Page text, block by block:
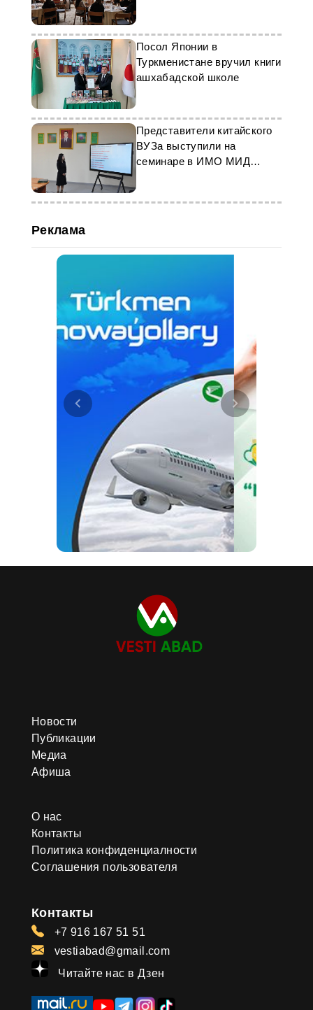
лидеров
Посол Японии в
Туркменистане вручил книги
ашхабадской школе
Представители китайского
ВУЗа выступили на
семинаре в ИМО МИД
Реклама
Новости
Публикации
Медиа
Афиша
О нас
Контакты
Политика конфиденциалности
Соглашения пользователя
Контакты
+7 916 167 51 51
vestiabad@gmail.com
Читайте нас в Дзен